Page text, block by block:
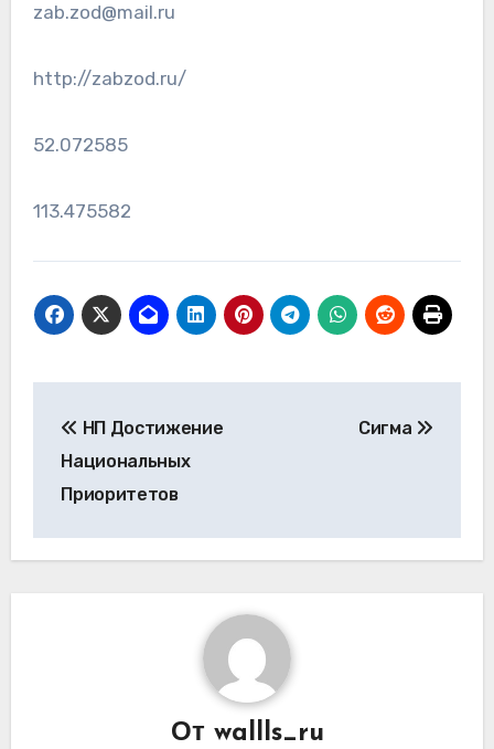
zab.zod@mail.ru
http://zabzod.ru/
52.072585
113.475582
по
записям
НП Достижение
Национальных
Приоритетов
Сигма
От wallls_ru